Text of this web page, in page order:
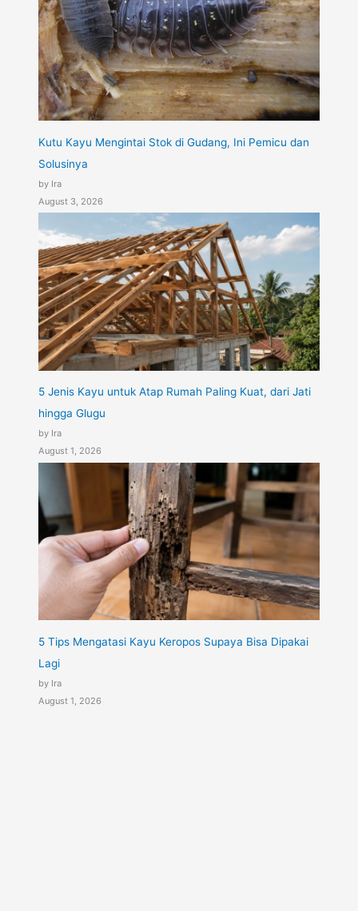
Kutu Kayu Mengintai Stok di Gudang, Ini Pemicu dan
Solusinya
by Ira
August 3, 2026
5 Jenis Kayu untuk Atap Rumah Paling Kuat, dari Jati
hingga Glugu
by Ira
August 1, 2026
5 Tips Mengatasi Kayu Keropos Supaya Bisa Dipakai
Lagi
by Ira
August 1, 2026